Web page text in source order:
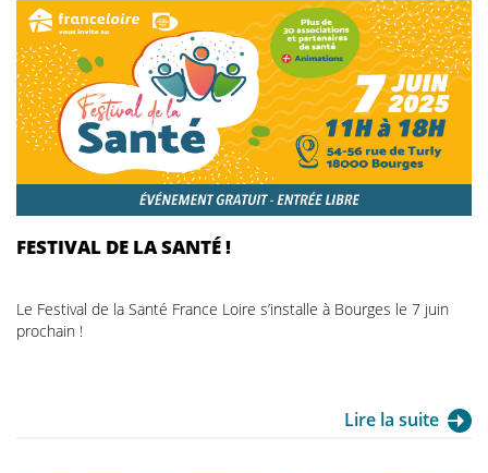
FESTIVAL DE LA SANTÉ !
Le Festival de la Santé France Loire s’installe à Bourges le 7 juin
prochain !
Lire la suite